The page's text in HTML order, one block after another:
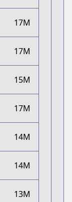
17M
17M
15M
17M
14M
14M
13M